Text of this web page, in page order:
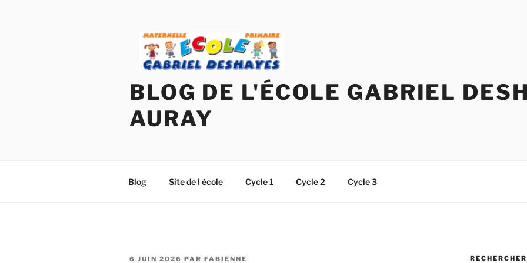
BLOG DE L'ÉCOLE GABRIEL
AURAY
Blog Site de l école Cycle 1 Cycle 2 Cycle 3
PUBLIÉ
6 JUIN 2026 PAR FABIENNE RECHERCHER